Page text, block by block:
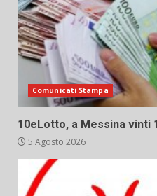
Comunicati Stampa
10eLotto, a Messina vinti
5 Agosto 2026